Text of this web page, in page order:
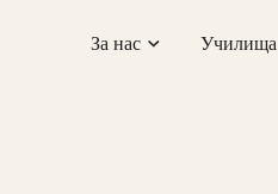
За нас Училища